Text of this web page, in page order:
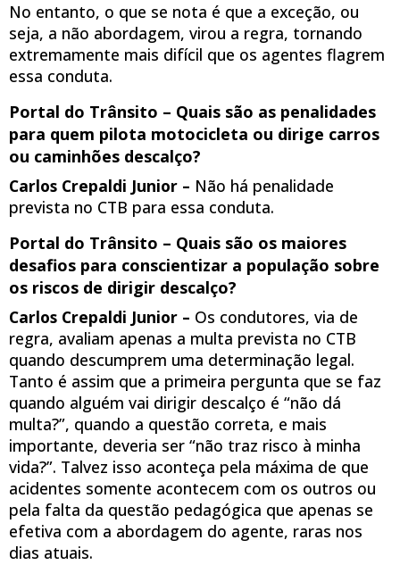
No entanto, o que se nota é que a exceção, ou
seja, a não abordagem, virou a regra, tornando
extremamente mais difícil que os agentes flagrem
essa conduta.
Portal do Trânsito – Quais são as penalidades
para quem pilota motocicleta ou dirige carros
ou caminhões descalço?
Carlos Crepaldi Junior – Não há penalidade
prevista no CTB para essa conduta.
Portal do Trânsito – Quais são os maiores
desafios para conscientizar a população sobre
os riscos de dirigir descalço?
Carlos Crepaldi Junior – Os condutores, via de
regra, avaliam apenas a multa prevista no CTB
quando descumprem uma determinação legal.
Tanto é assim que a primeira pergunta que se faz
quando alguém vai dirigir descalço é “não dá
multa?”, quando a questão correta, e mais
importante, deveria ser “não traz risco à minha
vida?”. Talvez isso aconteça pela máxima de que
acidentes somente acontecem com os outros ou
pela falta da questão pedagógica que apenas se
efetiva com a abordagem do agente, raras nos
dias atuais.